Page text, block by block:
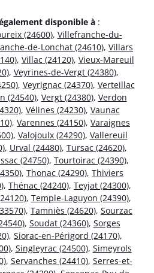
disponible à :
(24600), Villefranche-du-
de-Lonchat (24610), Villars
, Villac (24120), Vieux-Mareuil
, Veyrines-de-Vergt (24380),
, Veyrignac (24370), Verteillac
(24540), Vergt (24380), Verdon
, Vélines (24230), Vaunac
, Varennes (24150), Varaignes
, Valojoulx (24290), Vallereuil
, Urval (24480), Tursac (24620),
(24750), Tourtoirac (24390),
, Thonac (24290), Thiviers
, Thénac (24240), Teyjat (24300),
, Temple-Laguyon (24390),
, Tamniès (24620), Sourzac
, Soudat (24360), Sorges
, Siorac-en-Périgord (24170),
, Singleyrac (24500), Simeyrols
, Servanches (24410), Serres-et-